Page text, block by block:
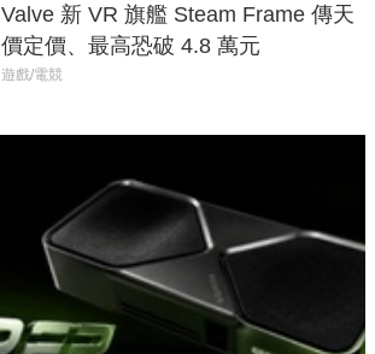
Valve 新 VR 旗艦 Steam Frame 傳天
價定價、最高恐破 4.8 萬元
遊戲/電競